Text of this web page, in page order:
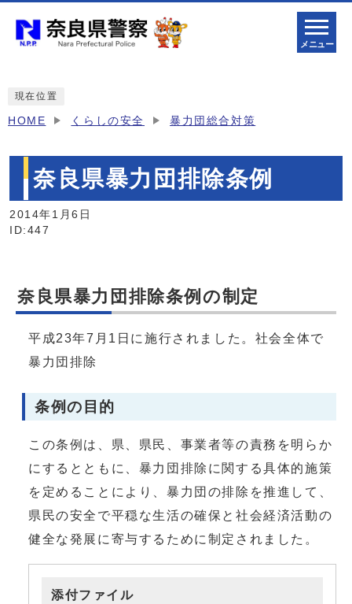
メニュー
現在位置
HOME くらしの安全 暴力団総合対策
奈良県暴力団排除条例
2014年1月6日
ID:447
奈良県暴力団排除条例の制定
平成23年7月1日に施行されました。社会全体で
暴力団排除
条例の目的
この条例は、県、県民、事業者等の責務を明らか
にするとともに、暴力団排除に関する具体的施策
を定めることにより、暴力団の排除を推進して、
県民の安全で平穏な生活の確保と社会経済活動の
健全な発展に寄与するために制定されました。
添付ファイル